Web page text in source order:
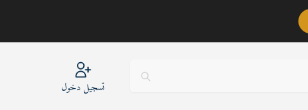
تسجيل دخول